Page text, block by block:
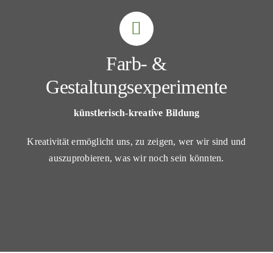
Farb- &
Gestaltungsexperimente
künstlerisch-kreative Bildung
Kreativität ermöglicht uns, zu zeigen, wer wir sind und
auszuprobieren, was wir noch sein könnten.